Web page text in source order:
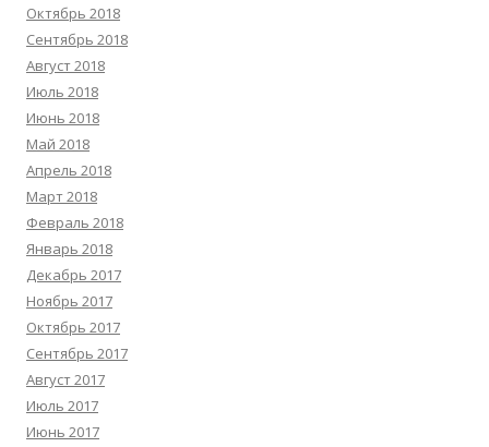
Октябрь 2018
Сентябрь 2018
Август 2018
Июль 2018
Июнь 2018
Май 2018
Апрель 2018
Март 2018
Февраль 2018
Январь 2018
Декабрь 2017
Ноябрь 2017
Октябрь 2017
Сентябрь 2017
Август 2017
Июль 2017
Июнь 2017